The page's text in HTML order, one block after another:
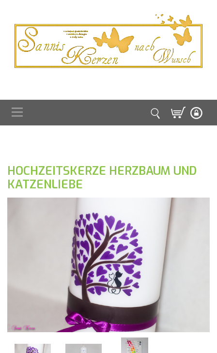
HOCHZEITSKERZE HERZBAUM UND
KATZENLIEBE